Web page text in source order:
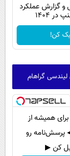
و گزارش عملکرد
۱۴۰۴
کن!
گراهام
برای همیشه از
پرسش‌نامه رو
کن ▶